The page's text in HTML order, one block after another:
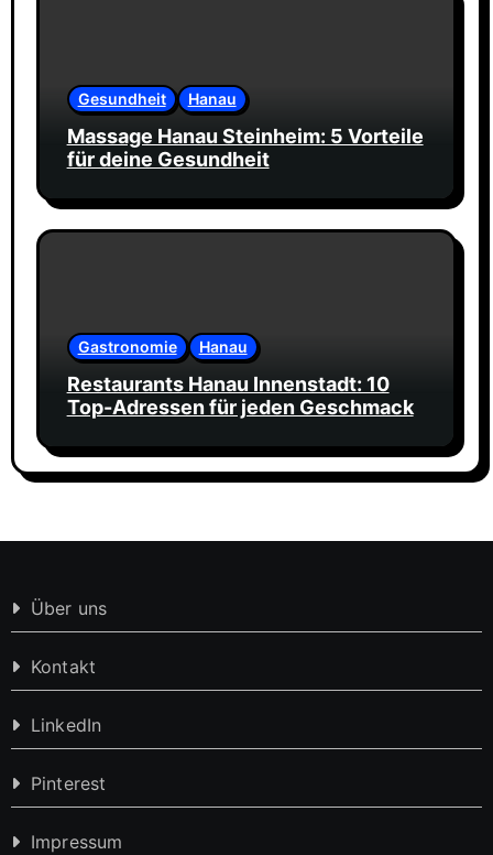
Gesundheit Hanau
Massage Hanau Steinheim: 5 Vorteile
für deine Gesundheit
Gastronomie Hanau
Restaurants Hanau Innenstadt: 10
Top-Adressen für jeden Geschmack
Über uns
Kontakt
LinkedIn
Pinterest
Impressum